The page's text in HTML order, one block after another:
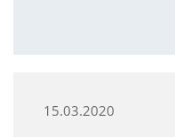
15.03.2020